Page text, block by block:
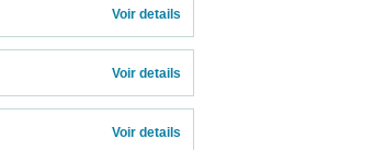
Voir details
Voir details
Voir details